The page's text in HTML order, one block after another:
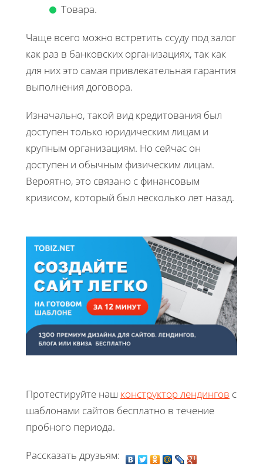
Товара.
Чаще всего можно встретить ссуду под залог
как раз в банковских организациях, так как
для них это самая привлекательная гарантия
выполнения договора.
Изначально, такой вид кредитования был
доступен только юридическим лицам и
крупным организациям. Но сейчас он
доступен и обычным физическим лицам.
Вероятно, это связано с финансовым
кризисом, который был несколько лет назад.
Протестируйте наш конструктор лендингов с
шаблонами сайтов бесплатно в течение
пробного периода.
Рассказать друзьям: